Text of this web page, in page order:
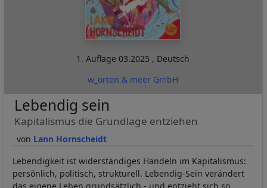
1. Auflage03.2025 , Deutsch
w_orten & meer GmbH
Lann Hornscheidt
Lebendig sein
Kapitalismus die Grundlage entziehen
Lebendigkeit ist widerständiges Handeln im Kapitalismus:
persönlich, politisch, strukturell. Lebendig-Sein verändert